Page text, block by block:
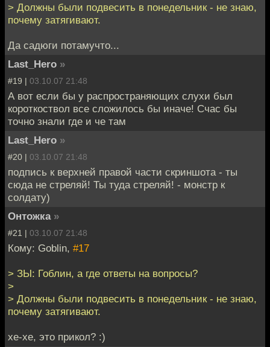
> Должны были подвесить в понедельник - не знаю,
почему затягивают.
Да садюги потамучто...
Last_Hero »
#19 | 03.10.07 21:48
А вот если бы у распространяющих слухи был
короткоствол все сложилось бы иначе! Счас бы
точно знали где и че там
Last_Hero »
#20 | 03.10.07 21:48
подпись к верхней правой части скриншота - ты
сюда не стреляй! Ты туда стреляй! - монстр к
солдату)
Онтожка »
#21 | 03.10.07 21:48
Кому: Goblin, #17
> ЗЫ: Гоблин, а где ответы на вопросы?
>
> Должны были подвесить в понедельник - не знаю,
почему затягивают.
хе-хе, это прикол? :)